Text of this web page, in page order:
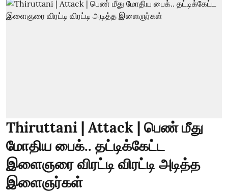
Thiruttani | Attack | பெண் மீது
மோதிய பைக்.. தட்டிக்கேட்ட
இளைஞரை விரட்டி விரட்டி அடித்த
இளைஞர்கள்